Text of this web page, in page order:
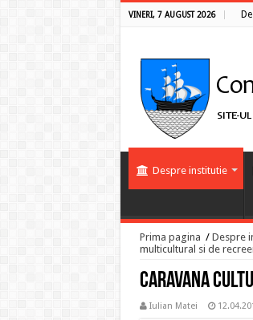
VINERI, 7 AUGUST 2026
Despre institutie
Prima pagina / Despre
multicultural si de
Caravana
Iulian Matei